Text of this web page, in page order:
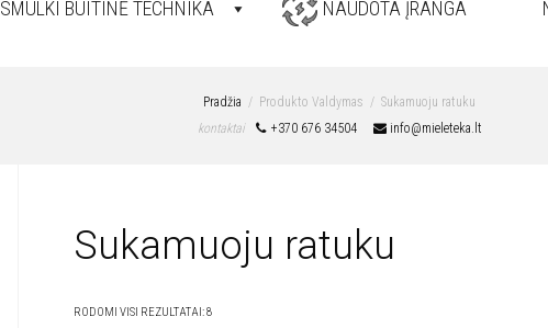
SMULKI BUITINĖ TECHNIKA NAUDOTA ĮRANGA
Pradžia Produkto Valdymas
Sukamuoju ratuku
kontaktai
+370 676 34504 info@mieleteka.lt
Sukamuoju ratuku
RODOMI VISI REZULTATAI: 8